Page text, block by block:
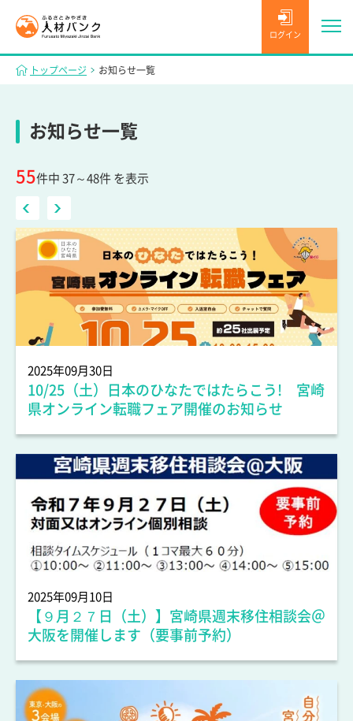
ログイン
トップページ お知らせ一覧
お知らせ一覧
55件中 37～48件 を表示
2025年09月30日
10/25（土）日本のひなたではたらこう! 宮崎
県オンライン転職フェア開催のお知らせ
2025年09月10日
【９月２７日（土）】宮崎県週末移住相談会＠
大阪を開催します（要事前予約）